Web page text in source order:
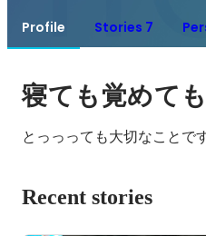
Profile Stories 7
寝ても覚めて
とっっっても大切なことです
Recent stories